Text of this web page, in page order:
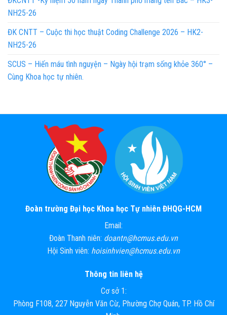
NH25-26
ĐK CNTT – Cuộc thi học thuật Coding Challenge 2026 – HK2-
NH25-26
SCUS – Hiến máu tình nguyện – Ngày hội trạm sống khỏe 360° –
Cùng Khoa học tự nhiên.
Đoàn trường Đại học Khoa học Tự nhiên ĐHQG-HCM
Email:
Đoàn Thanh niên: doantn@hcmus.edu.vn
Hội Sinh viên: hoisinhvien@hcmus.edu.vn
Thông tin liên hệ
Cơ sở 1:
Phòng F108, 227 Nguyễn Văn Cừ, Phường Chợ Quán, TP. Hồ Chí